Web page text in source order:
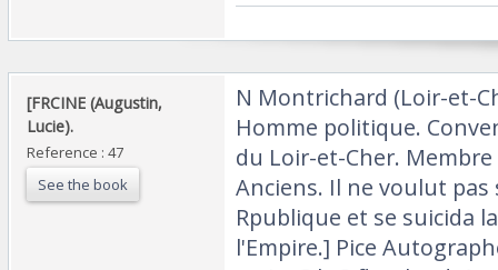
‎[FRCINE (Augustin,
Lucie).‎
Reference : 47
See the book
‎N Montrichard (Loir-et-
Homme politique.
du Loir-et-Cher.
Anciens. Il ne voulut
Rpublique et se suicida
l'Empire.] Pice